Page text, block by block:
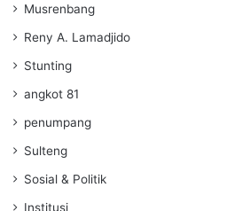
Musrenbang
Reny A. Lamadjido
Stunting
angkot 81
penumpang
Sulteng
Sosial & Politik
Institusi